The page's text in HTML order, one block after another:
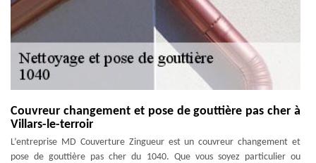
Couvreur changement et pose de gouttière pas cher à
Villars-le-terroir
L’entreprise MD Couverture Zingueur est un couvreur changement et
pose de gouttière pas cher du 1040. Que vous soyez particulier ou